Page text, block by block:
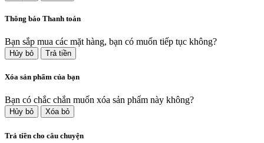
Thông báo Thanh toán
Bạn sắp mua các mặt hàng, bạn có muốn tiếp tục không?
Hủy bỏ Trả tiền
Xóa sản phẩm của bạn
Bạn có chắc chắn muốn xóa sản phẩm này không?
Hủy bỏ Xóa bỏ
Trả tiền cho câu chuyện